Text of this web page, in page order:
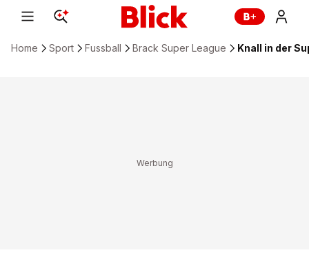
Home Sport Fussball Brack Super League Knall in der